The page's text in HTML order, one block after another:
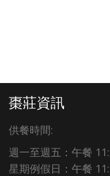
棗莊資訊
供餐時間:
週一至週五：午餐
星期例假日：午餐